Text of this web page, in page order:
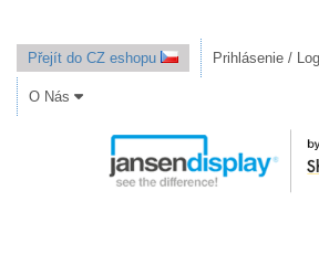
Přejít do CZ eshopu Prihlásenie /
O Nás